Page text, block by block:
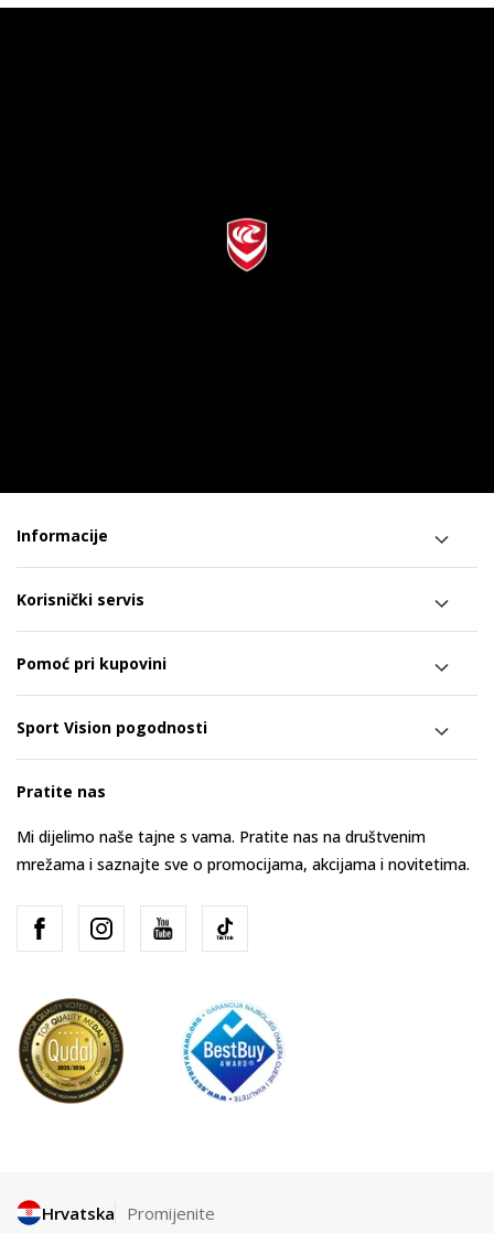
Informacije
Korisnički servis
Pomoć pri kupovini
Sport Vision pogodnosti
Pratite nas
Mi dijelimo naše tajne s vama. Pratite nas na društvenim
mrežama i saznajte sve o promocijama, akcijama i novitetima.
Hrvatska Promijenite